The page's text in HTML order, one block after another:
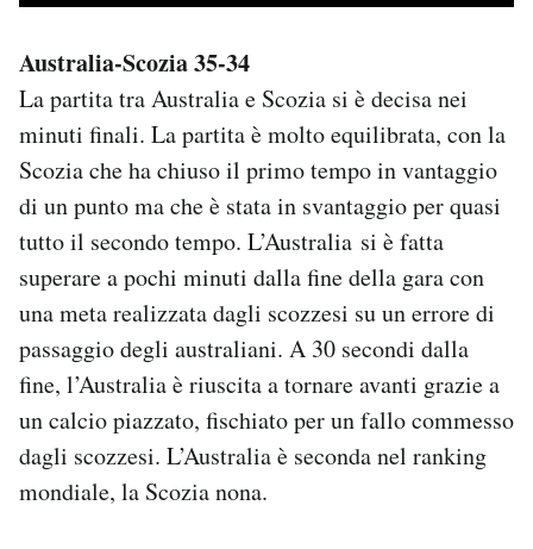
Australia-Scozia 35-34
La partita tra Australia e Scozia si è decisa nei
minuti finali. La partita è molto equilibrata, con la
Scozia che ha chiuso il primo tempo in vantaggio
di un punto ma che è stata in svantaggio per quasi
tutto il secondo tempo. L’Australia si è fatta
superare a pochi minuti dalla fine della gara con
una meta realizzata dagli scozzesi su un errore di
passaggio degli australiani. A 30 secondi dalla
fine, l’Australia è riuscita a tornare avanti grazie a
un calcio piazzato, fischiato per un fallo commesso
dagli scozzesi. L’Australia è seconda nel ranking
mondiale, la Scozia nona.